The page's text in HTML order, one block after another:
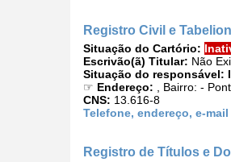
Registro Civil e
Situação do Cartório:
Escrivão(ã) Titular: Não
Situação do responsável:
☞ Endereço: , Bairro: -
CNS: 13.616-8
Telefone, endereço, e-
Registro de Títulos e